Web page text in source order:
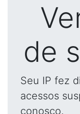
de
Seu IP fez
acessos
conosco.